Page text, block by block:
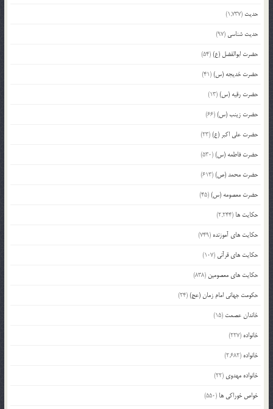
حدیث (1,737)
حدیث شناسی (97)
حضرت ابوالفضل (ع)(54)
حضرت خدیجه (س)(41)
حضرت رقیه (س)(13)
حضرت زینب (س)(66)
حضرت علی اکبر (ع)(23)
حضرت فاطمه (س)(530)
حضرت محمد (ص)(613)
حضرت معصومه (س)(45)
حکایت ها (2,244)
حکایت های آموزنده (749)
حکایت های قرآنی (107)
حکایت های معصومین (838)
حکومت جهانی امام زمان (عج)(24)
خاندان عصمت (15)
خانواده (227)
خانواده (2,682)
خانواده مهدوی (22)
خواص خوراکی ها (550)